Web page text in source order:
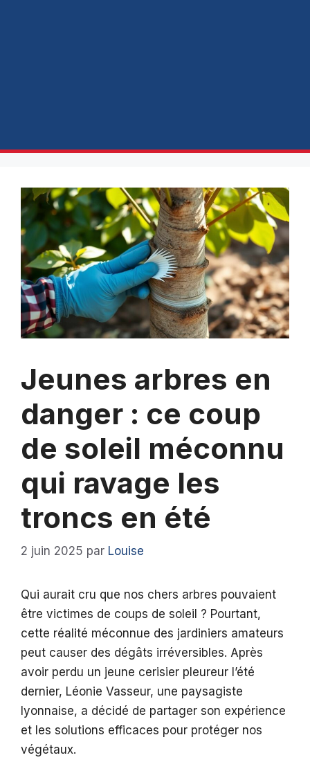
Jeunes arbres en
danger : ce coup
de soleil méconnu
qui ravage les
troncs en été
2 juin 2025 par Louise
Qui aurait cru que nos chers arbres pouvaient
être victimes de coups de soleil ? Pourtant,
cette réalité méconnue des jardiniers amateurs
peut causer des dégâts irréversibles. Après
avoir perdu un jeune cerisier pleureur l’été
dernier, Léonie Vasseur, une paysagiste
lyonnaise, a décidé de partager son expérience
et les solutions efficaces pour protéger nos
végétaux.